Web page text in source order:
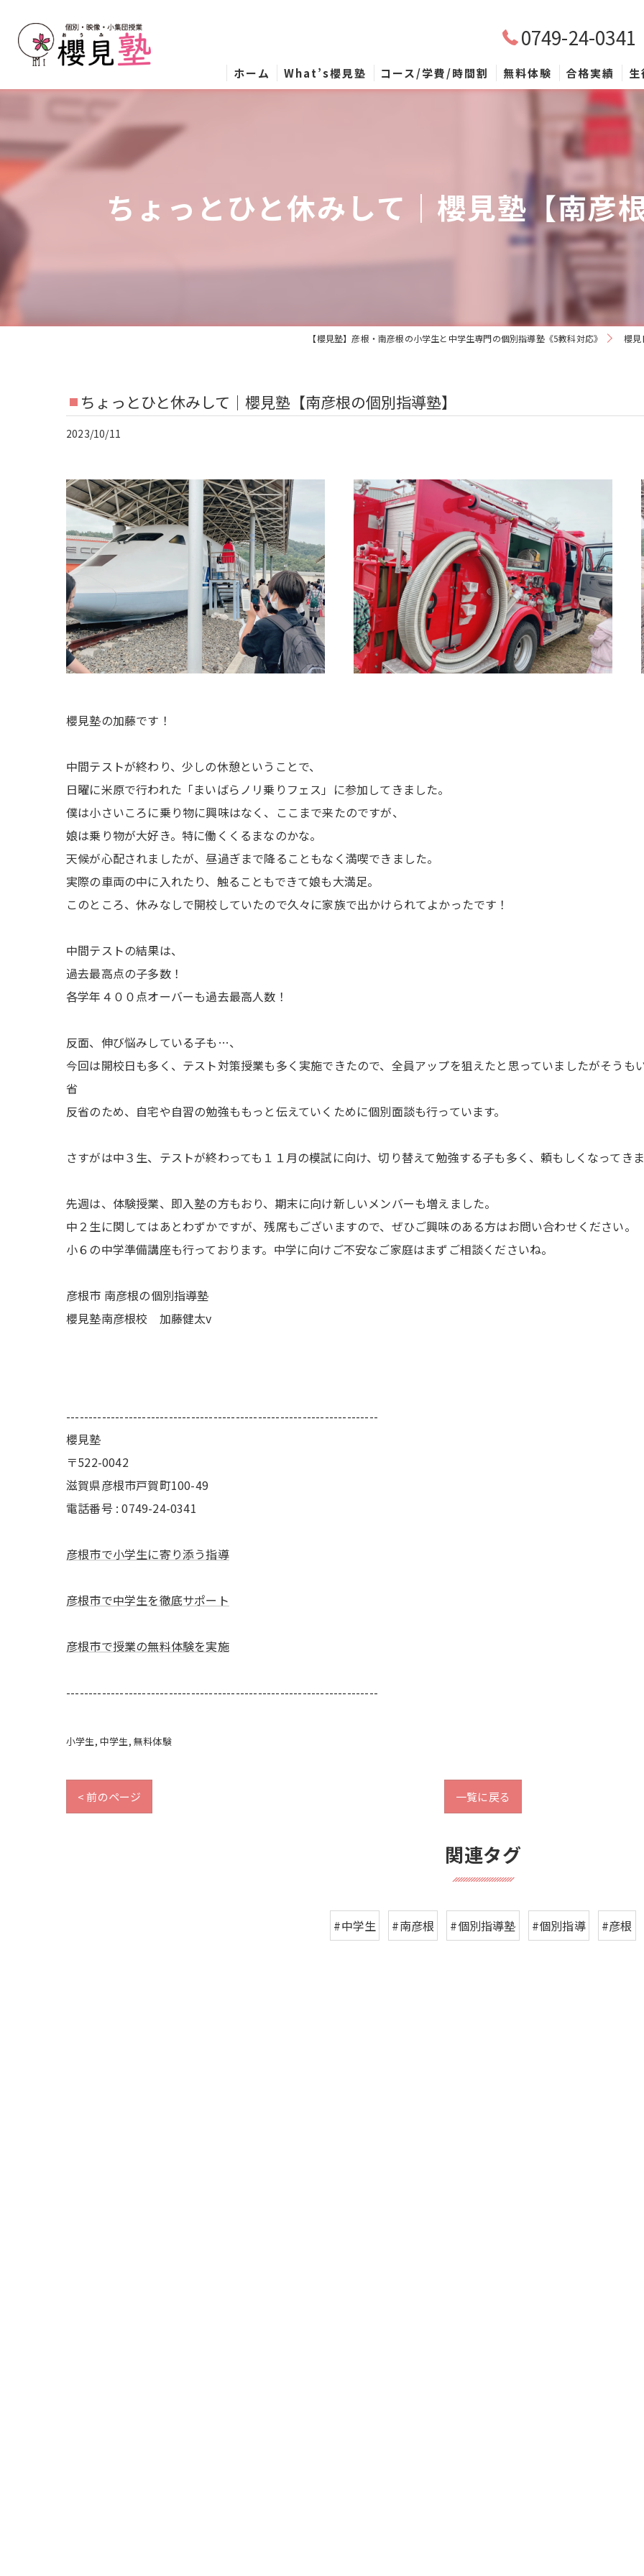
0749-24-0341
ホーム What’s櫻見塾 コース/学費/時間割
高校受験個別・小集団指導
無料体験 合格実績 生
ちょっとひと休みして｜櫻見塾【南彦
【櫻見塾】彦根・南彦根の小学生と中学生専門の個別指導塾《5教科対応》 櫻見
ちょっとひと休みして｜櫻見塾【南彦根の個別指導塾】
2023/10/11
櫻見塾の加藤です！
中間テストが終わり、少しの休憩ということで、
日曜に米原で行われた「まいばらノリ乗りフェス」に参加してきました。
僕は小さいころに乗り物に興味はなく、ここまで来たのですが、
娘は乗り物が大好き。特に働くくるまなのかな。
天候が心配されましたが、昼過ぎまで降ることもなく満喫できました。
実際の車両の中に入れたり、触ることもできて娘も大満足。
このところ、休みなしで開校していたので久々に家族で出かけられてよかったです！
中間テストの結果は、
過去最高点の子多数！
各学年４００点オーバーも過去最高人数！
反面、伸び悩みしている子も…、
今回は開校日も多く、テスト対策授業も多く実施できたので、全員アップを狙えたと思っていましたがそうも
省
反省のため、自宅や自習の勉強ももっと伝えていくために個別面談も行っています。
さすがは中３生、テストが終わっても１１月の模試に向け、切り替えて勉強する子も多く、頼もしくなってきま
先週は、体験授業、即入塾の方もおり、期末に向け新しいメンバーも増えました。
中２生に関してはあとわずかですが、残席もございますので、ぜひご興味のある方はお問い合わせください。
小６の中学準備講座も行っております。中学に向けご不安なご家庭はまずご相談くださいね。
彦根市 南彦根の個別指導塾
櫻見塾南彦根校 加藤健太v
----------------------------------------------------------------------
櫻見塾
〒522-0042
滋賀県彦根市戸賀町100-49
電話番号 : 0749-24-0341
彦根市で小学生に寄り添う指導
彦根市で中学生を徹底サポート
彦根市で授業の無料体験を実施
----------------------------------------------------------------------
小学生 中学生 無料体験
< 前のページ 一覧に戻る
関連タグ
#中学生 #南彦根 #個別指導塾 #個別指導 #彦根